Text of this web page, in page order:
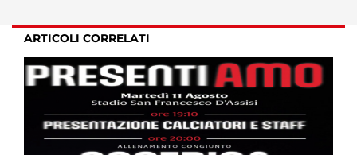
ARTICOLI CORRELATI